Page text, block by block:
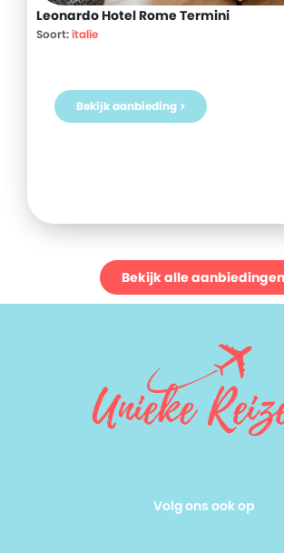
Leonardo Hotel Rome Termini
Soort:italie
Bekijk aanbieding >
Bekijk alle aanbiedingen
Volg ons ook op